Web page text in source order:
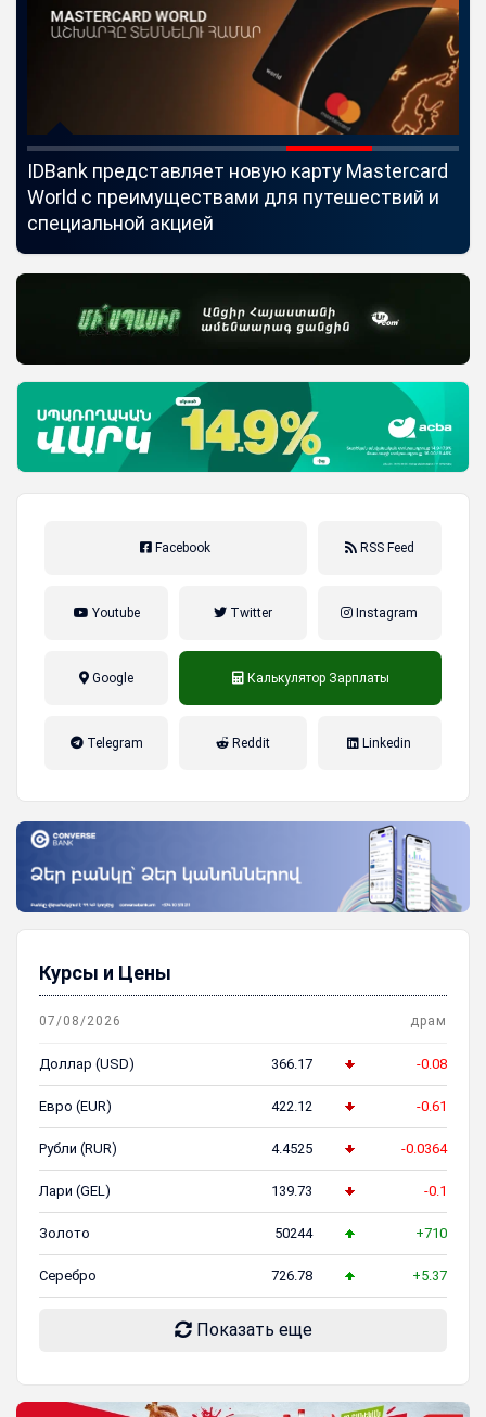
IDBank представляет новую карту Mastercard
World с преимуществами для путешествий и
специальной акцией
Facebook RSS Feed
Youtube Twitter Instagram
Google Калькулятор Зарплаты
Telegram Reddit Linkedin
Курсы и Цены
07/08/2026 драм
Доллар (USD) 366.17 -0.08
Евро (EUR) 422.12 -0.61
Рубли (RUR) 4.4525 -0.0364
Лари (GEL) 139.73 -0.1
Золото 50244 +710
Серебро 726.78 +5.37
Показать еще